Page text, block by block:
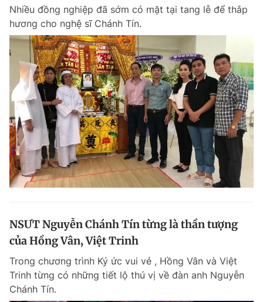
Nhiều đồng nghiệp đã sớm có mặt tại tang lễ để thắp
hương cho nghệ sĩ Chánh Tín.
NSƯT Nguyễn Chánh Tín từng là thần tượng
của Hồng Vân, Việt Trinh
Trong chương trình Ký ức vui vẻ , Hồng Vân và Việt
Trinh từng có những tiết lộ thú vị về đàn anh Nguyễn
Chánh Tín.